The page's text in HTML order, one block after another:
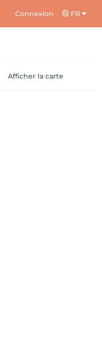
Connexion FR
Afficher la carte